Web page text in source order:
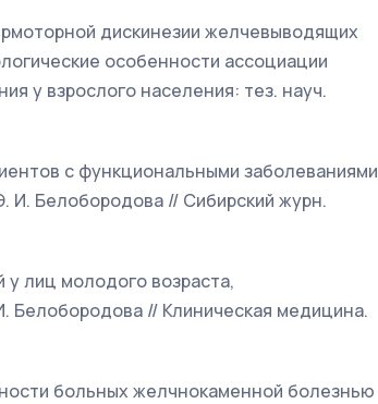
дискинезии желчевыводящих
особенности ассоциации
у взрослого населения: тез. науч.
с функциональными заболеваниями
И. Белобородова // Сибирский журн.
лиц молодого возраста,
Белобородова // Клиническая медицина.
больных желчнокаменной болезнью